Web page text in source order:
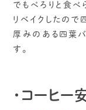
でもぺろりと食べ
リベイクしたので
厚みのある四葉
す。
・コーヒ